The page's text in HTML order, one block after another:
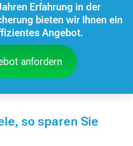
Erfahrung in der
bieten wir Ihnen ein
Angebot.
anfordern
so sparen Sie